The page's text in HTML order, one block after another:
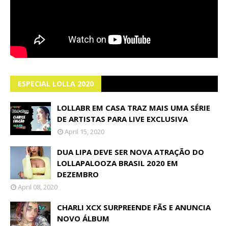
ESPECIAL LOLLA 2020
LOLLABR EM CASA TRAZ MAIS UMA SÉRIE
DE ARTISTAS PARA LIVE EXCLUSIVA
April 15, 2020
DUA LIPA DEVE SER NOVA ATRAÇÃO DO
LOLLAPALOOZA BRASIL 2020 EM
DEZEMBRO
April 08, 2020
CHARLI XCX SURPREENDE FÃS E ANUNCIA
NOVO ÁLBUM